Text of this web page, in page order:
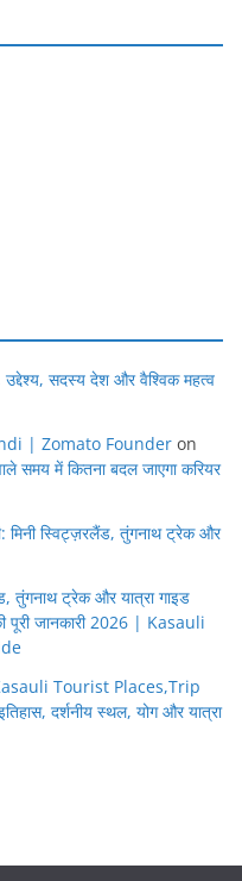
उद्देश्य, सदस्य देश और वैश्विक महत्व
| Zomato Founder on
में कितना बदल जाएगा करियर
मिनी स्विट्ज़रलैंड, तुंगनाथ ट्रेक और
तुंगनाथ ट्रेक और यात्रा गाइड
पूरी जानकारी 2026 | Kasauli
Tourist Places,Trip
दर्शनीय स्थल, योग और यात्रा